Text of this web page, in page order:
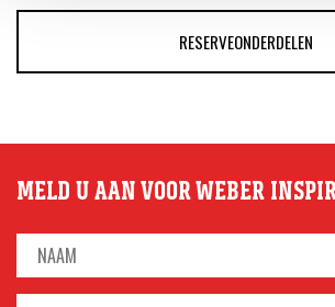
RESERVEONDERDELEN
MELD U AAN VOOR WEBER